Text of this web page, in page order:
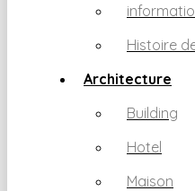
Histoire
Architecture
Building
Hotel
Maison